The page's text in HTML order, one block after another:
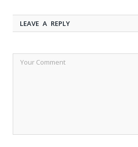
LEAVE A REPLY